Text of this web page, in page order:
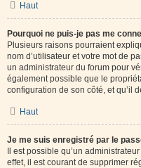
Haut
Pourquoi ne puis-je pas me
Plusieurs raisons pourraient
nom d’utilisateur et votre mot de
un administrateur du forum pour
également possible que le
configuration de son côté, et qu’il
Haut
Je me suis enregistré par le
Il est possible qu’un
effet, il est courant de supprimer